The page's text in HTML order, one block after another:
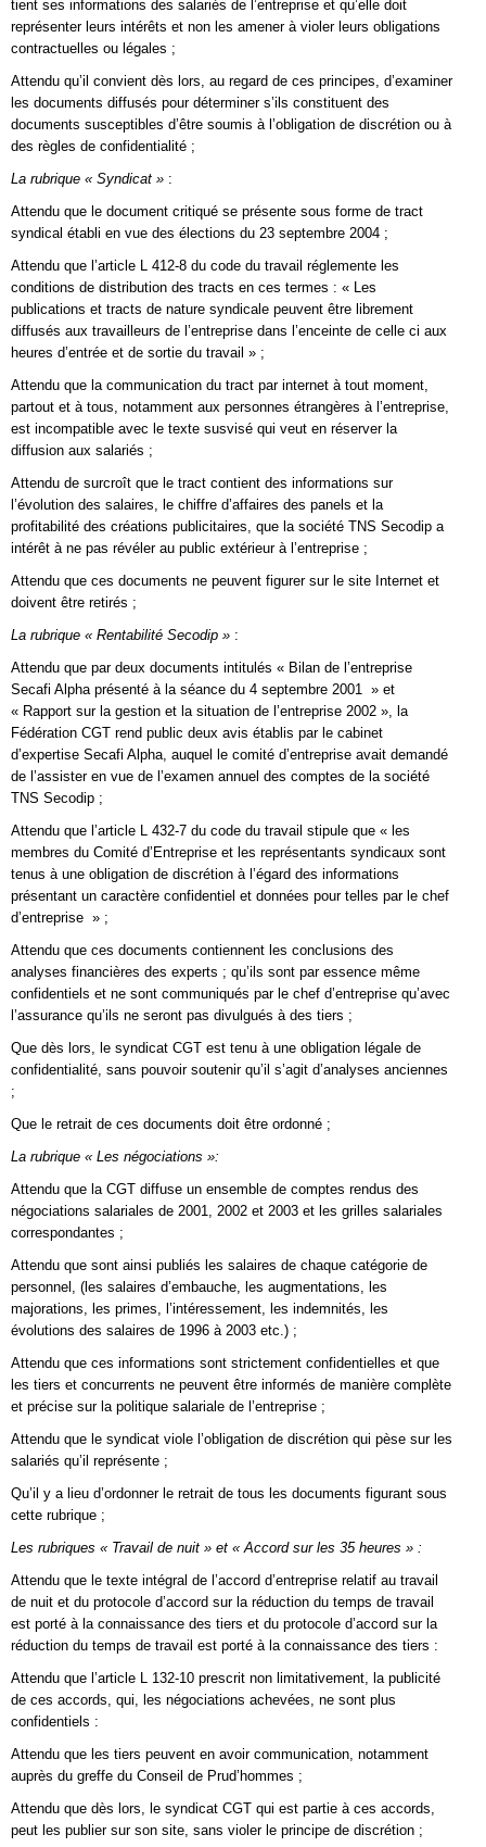
tient ses informations des salariés de l’entreprise et qu’elle doit
représenter leurs intérêts et non les amener à violer leurs obligations
contractuelles ou légales ;
Attendu qu’il convient dès lors, au regard de ces principes, d’examiner
les documents diffusés pour déterminer s’ils constituent des
documents susceptibles d’être soumis à l’obligation de discrétion ou à
des règles de confidentialité ;
La rubrique « Syndicat » :
Attendu que le document critiqué se présente sous forme de tract
syndical établi en vue des élections du 23 septembre 2004 ;
Attendu que l’article L 412-8 du code du travail réglemente les
conditions de distribution des tracts en ces termes : « Les
publications et tracts de nature syndicale peuvent être librement
diffusés aux travailleurs de l’entreprise dans l’enceinte de celle ci aux
heures d’entrée et de sortie du travail » ;
Attendu que la communication du tract par internet à tout moment,
partout et à tous, notamment aux personnes étrangères à l’entreprise,
est incompatible avec le texte susvisé qui veut en réserver la
diffusion aux salariés ;
Attendu de surcroît que le tract contient des informations sur
l’évolution des salaires, le chiffre d’affaires des panels et la
profitabilité des créations publicitaires, que la société TNS Secodip a
intérêt à ne pas révéler au public extérieur à l’entreprise ;
Attendu que ces documents ne peuvent figurer sur le site Internet et
doivent être retirés ;
La rubrique « Rentabilité Secodip » :
Attendu que par deux documents intitulés « Bilan de l’entreprise
Secafi Alpha présenté à la séance du 4 septembre 2001 » et
« Rapport sur la gestion et la situation de l’entreprise 2002 », la
Fédération CGT rend public deux avis établis par le cabinet
d’expertise Secafi Alpha, auquel le comité d’entreprise avait demandé
de l’assister en vue de l’examen annuel des comptes de la société
TNS Secodip ;
Attendu que l’article L 432-7 du code du travail stipule que « les
membres du Comité d’Entreprise et les représentants syndicaux sont
tenus à une obligation de discrétion à l’égard des informations
présentant un caractère confidentiel et données pour telles par le chef
d’entreprise » ;
Attendu que ces documents contiennent les conclusions des
analyses financières des experts ; qu’ils sont par essence même
confidentiels et ne sont communiqués par le chef d’entreprise qu’avec
l’assurance qu’ils ne seront pas divulgués à des tiers ;
Que dès lors, le syndicat CGT est tenu à une obligation légale de
confidentialité, sans pouvoir soutenir qu’il s’agit d’analyses anciennes
;
Que le retrait de ces documents doit être ordonné ;
La rubrique « Les négociations »:
Attendu que la CGT diffuse un ensemble de comptes rendus des
négociations salariales de 2001, 2002 et 2003 et les grilles salariales
correspondantes ;
Attendu que sont ainsi publiés les salaires de chaque catégorie de
personnel, (les salaires d’embauche, les augmentations, les
majorations, les primes, l’intéressement, les indemnités, les
évolutions des salaires de 1996 à 2003 etc.) ;
Attendu que ces informations sont strictement confidentielles et que
les tiers et concurrents ne peuvent être informés de manière complète
et précise sur la politique salariale de l’entreprise ;
Attendu que le syndicat viole l’obligation de discrétion qui pèse sur les
salariés qu’il représente ;
Qu’il y a lieu d’ordonner le retrait de tous les documents figurant sous
cette rubrique ;
Les rubriques « Travail de nuit » et « Accord sur les 35 heures » :
Attendu que le texte intégral de l’accord d’entreprise relatif au travail
de nuit et du protocole d’accord sur la réduction du temps de travail
est porté à la connaissance des tiers et du protocole d’accord sur la
réduction du temps de travail est porté à la connaissance des tiers :
Attendu que l’article L 132-10 prescrit non limitativement, la publicité
de ces accords, qui, les négociations achevées, ne sont plus
confidentiels :
Attendu que les tiers peuvent en avoir communication, notamment
auprès du greffe du Conseil de Prud’hommes ;
Attendu que dès lors, le syndicat CGT qui est partie à ces accords,
peut les publier sur son site, sans violer le principe de discrétion ;